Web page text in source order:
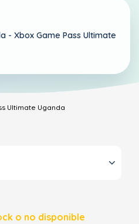
- Xbox Game Pass Ultimate
Ultimate Uganda
o no disponible